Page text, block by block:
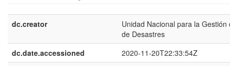
dc.creator
Unidad Nacional para la Gestión
de Desastres
dc.date.accessioned
2020-11-20T22:33:54Z